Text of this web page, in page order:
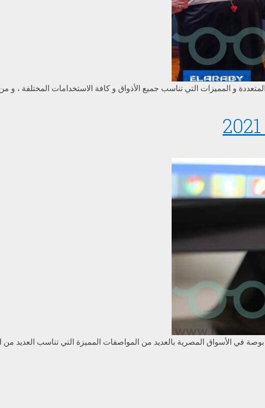
و المميزات التي تناسب جميع الأذواق و كافة الاستخدامات المختلفة ،